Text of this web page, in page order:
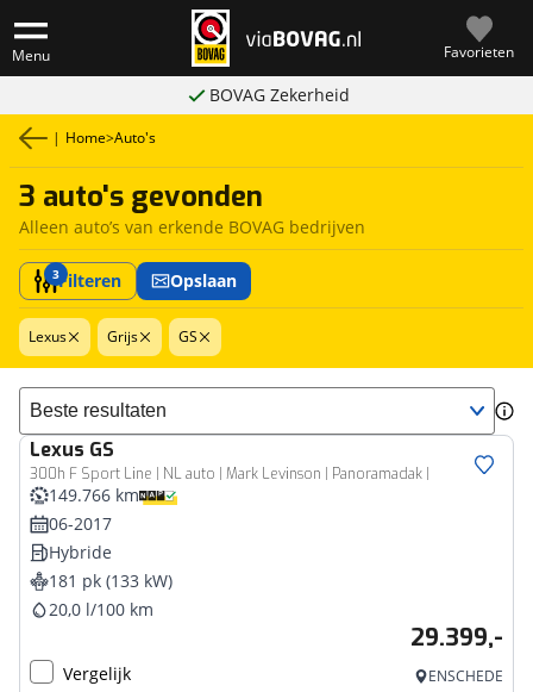
Menu Favorieten
BOVAG Zekerheid
| Home>Auto's
3 auto's gevonden
Alleen auto’s van erkende BOVAG bedrijven
3Filteren Opslaan
Lexus Grijs GS
Sorteer resultaten
Lexus GS
300h F Sport Line | NL auto | Mark Levinson | Panoramadak |
149.766 km
06-2017
Hybride
181 pk (133 kW)
20,0 l/100 km
29.399,-
Vergelijk ENSCHEDE